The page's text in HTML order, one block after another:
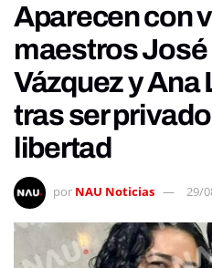
Aparecen con
maestros José
Vázquez y
tras ser
libertad
por NAU Noticias 29/